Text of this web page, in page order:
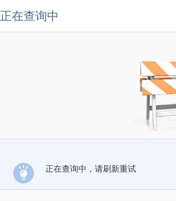
正在查询中
正在查询中，请刷新重试